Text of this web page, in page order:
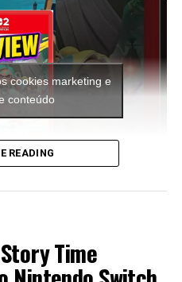
cookies marketing e
conteúdo
ilhas inéditas e diferentes
aprimorar os
e completar diversas
em estrutura. Algumas
READING
Time